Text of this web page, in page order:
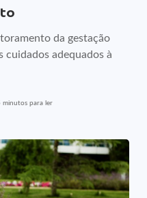
da gestação
cuidados adequados à
minutos para ler